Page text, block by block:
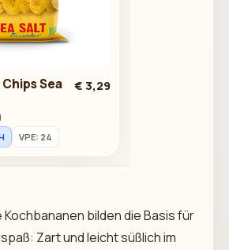
Sea
€ 3,29
VPE: 24
bilden die Basis für
Zart und leicht süßlich im